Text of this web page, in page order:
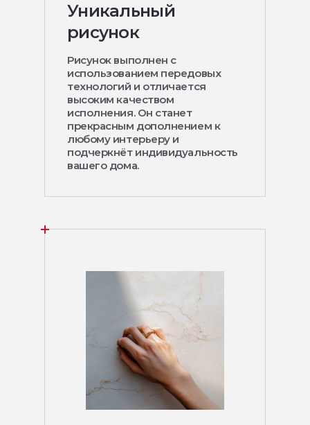
Уникальный
рисунок
Рисунок выполнен с
использованием передовых
технологий и отличается
высоким качеством
исполнения. Он станет
прекрасным дополнением к
любому интерьеру и
подчеркнёт индивидуальность
вашего дома.